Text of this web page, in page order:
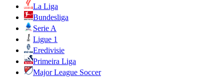
La Liga
Bundesliga
Serie A
Ligue 1
Eredivisie
Primeira Liga
Major League Soccer